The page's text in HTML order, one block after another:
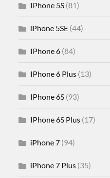
IPhone 5S (81)
iPhone 5SE (44)
IPhone 6 (84)
IPhone 6 Plus (13)
IPhone 6S (93)
IPhone 6S Plus (17)
iPhone 7 (94)
iPhone 7 Plus (35)